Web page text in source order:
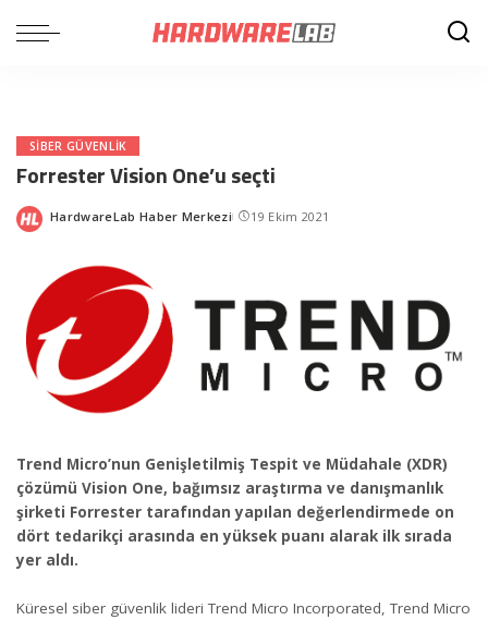
SIBER GÜVENLIK
Forrester Vision One’u seçti
Posted
HardwareLab Haber Merkezi 19 Ekim 2021
Trend Micro’nun Genişletilmiş Tespit ve Müdahale (XDR)
çözümü Vision One, bağımsız araştırma ve danışmanlık
şirketi Forrester tarafından yapılan değerlendirmede on
dört tedarikçi arasında en yüksek puanı alarak ilk sırada
yer aldı.
Küresel siber güvenlik lideri Trend Micro Incorporated, Trend Micro